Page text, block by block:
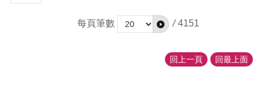
每頁筆數 / 4151
回上一頁 回最上面